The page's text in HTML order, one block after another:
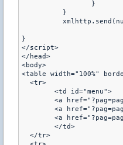
}
</script>
</head>
<body>
<table width="100%"
  <tr>
  </tr>